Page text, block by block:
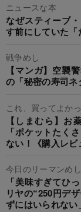
ニュースな本
なぜスティーブ
す前にしていた「
戦争めし
【マンガ】空襲
の「秘密の寿司ネ
これ、買ってよかっ
【しまむら】お
「ポケットたく
ない！《購入レビ
今日のリーマンめ
「美味すぎてひ
リヤの“250円デ
ずにはいられない